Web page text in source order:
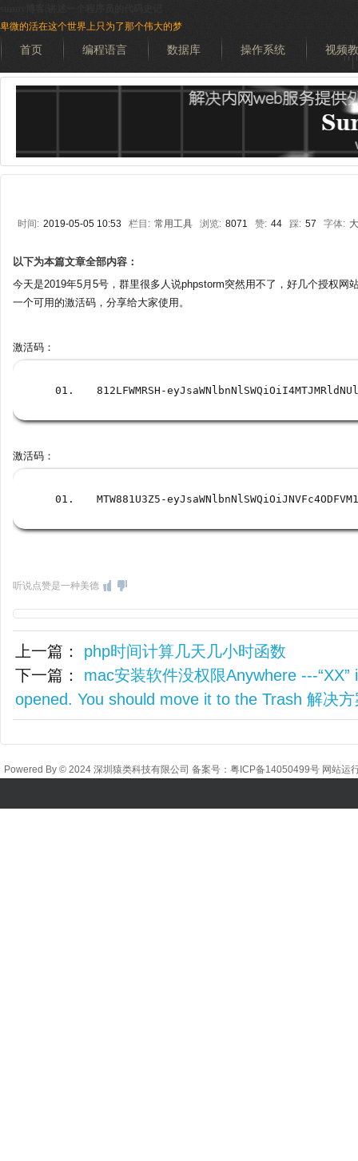
卑微的活在这个世界上只为了那个伟大的梦
搜索
首页 编程语言 数据库 操作系统 视频
时间: 2019-05-05 10:53 栏目: 常用工具 浏览: 8071 赞: 44 踩: 57 字体: 大
以下为本篇文章全部内容：
今天是2019年5月5号，群里很多人说phpstorm突然用不了，好几个授权网
一个可用的激活码，分享给大家使用。
激活码：
812LFWMRSH -
激活码：
MTW881U3Z5 -
听说点赞是一种美德
上一篇： php时间计算几天几小时函数
下一篇： mac安装软件没权限Anywhere ---“XX”
opened. You should move it to the Trash 解决方
Powered By © 2024 深圳猿类科技有限公司 备案号： 粤ICP备14050499号 网站运